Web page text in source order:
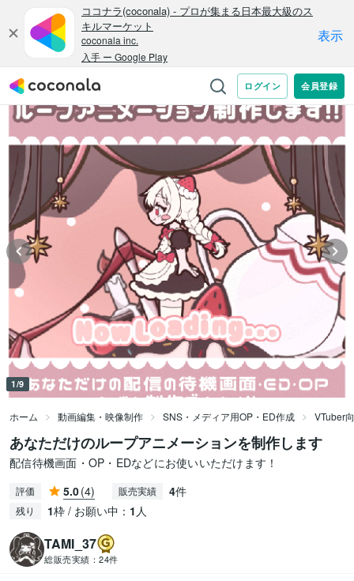
1/9
ホーム 動画編集・映像制作 SNS・メディア用OP・ED作成 VTuber
あなただけのループアニメーションを制作します
配信待機画面・OP・EDなどにお使いいただけます！
評価 5.0(4) 販売実績 4件
残り 1枠 / お願い中： 1 人
TAMI_37
総販売実績： 24件